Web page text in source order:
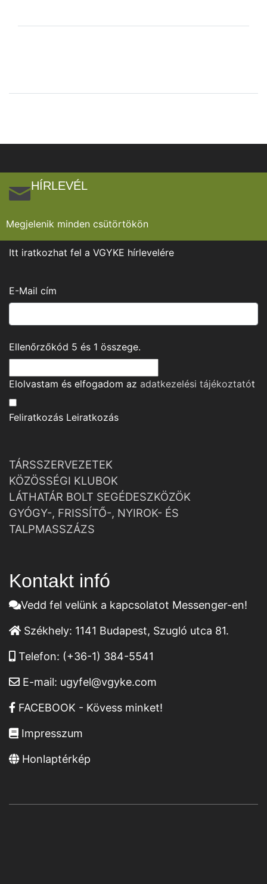
HÍRLEVÉL
Megjelenik minden csütörtökön
Itt iratkozhat fel a VGYKE hírlevelére
E-Mail cím
Ellenőrzőkód 5 és 1 összege.
Elolvastam és elfogadom az adatkezelési tájékoztatót
Feliratkozás Leiratkozás
TÁRSSZERVEZETEK
KÖZÖSSÉGI KLUBOK
LÁTHATÁR BOLT SEGÉDESZKÖZÖK
GYÓGY-, FRISSÍTŐ-, NYIROK- ÉS
TALPMASSZÁZS
Kontakt infó
Vedd fel velünk a kapcsolatot Messenger-en!
Székhely: 1141 Budapest, Szugló utca 81.
Telefon: (+36-1) 384-5541
E-mail: ugyfel@vgyke.com
FACEBOOK - Kövess minket!
Impresszum
Honlaptérkép